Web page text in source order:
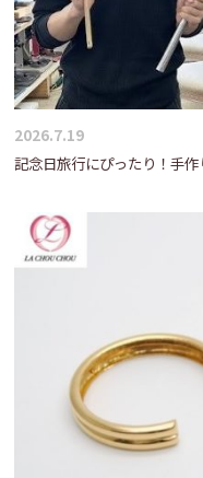
2026.7.19
記念日旅行にぴったり！手